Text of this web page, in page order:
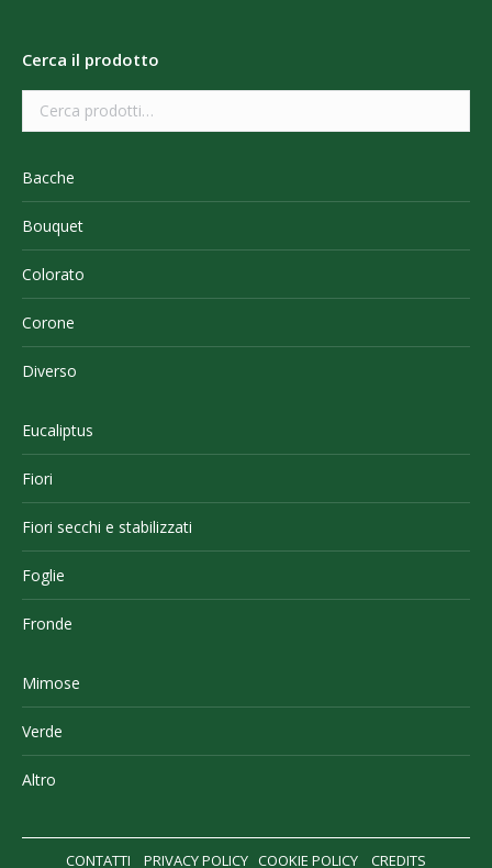
Cerca il prodotto
Bacche
Bouquet
Colorato
Corone
Diverso
Eucaliptus
Fiori
Fiori secchi e stabilizzati
Foglie
Fronde
Mimose
Verde
Altro
CONTATTI PRIVACY POLICY COOKIE POLICY CREDITS